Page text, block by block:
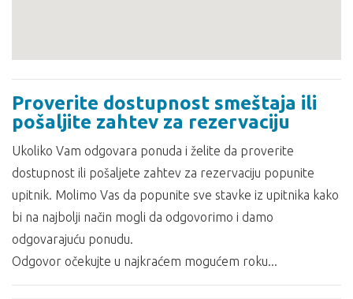
Proverite dostupnost smeštaja ili
pošaljite zahtev za rezervaciju
Ukoliko Vam odgovara ponuda i želite da proverite
dostupnost ili pošaljete zahtev za rezervaciju popunite
upitnik. Molimo Vas da popunite sve stavke iz upitnika kako
bi na najbolji način mogli da odgovorimo i damo
odgovarajuću ponudu.
Odgovor očekujte u najkraćem mogućem roku...